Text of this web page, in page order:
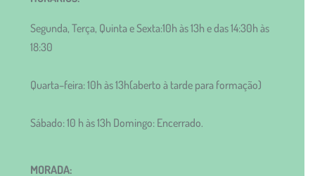
Segunda, Terça, Quinta e Sexta:10h às 13h e das 14:30h às
18:30
Quarta–feira: 10h às 13h(aberto à tarde para formação)
Sábado: 10 h às 13h Domingo: Encerrado.
MORADA: